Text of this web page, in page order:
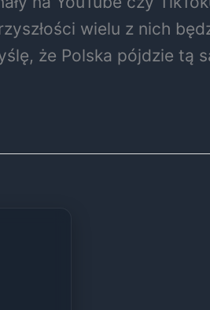
wielu z nich
że Polska pójdzie tą